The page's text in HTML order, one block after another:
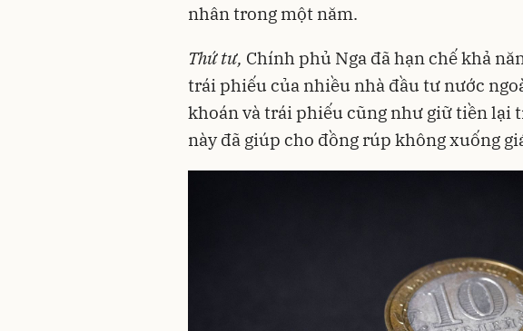
nhân trong một năm.
Thứ tư, Chính phủ Nga đã hạn chế khả
trái phiếu của nhiều nhà đầu tư nước
khoán và trái phiếu cũng như giữ tiền lại
này đã giúp cho đồng rúp không xuống